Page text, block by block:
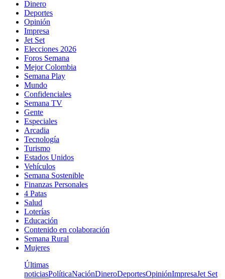
Dinero
Deportes
Opinión
Impresa
Jet Set
Elecciones 2026
Foros Semana
Mejor Colombia
Semana Play
Mundo
Confidenciales
Semana TV
Gente
Especiales
Arcadia
Tecnología
Turismo
Estados Unidos
Vehículos
Semana Sostenible
Finanzas Personales
4 Patas
Salud
Loterías
Educación
Contenido en colaboración
Semana Rural
Mujeres
Últimas
noticiasPolíticaNaciónDineroDeportesOpiniónImpresaJet Set